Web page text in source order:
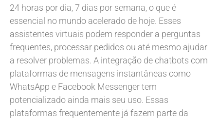
24 horas por dia, 7 dias por semana, o que é
essencial no mundo acelerado de hoje. Esses
assistentes virtuais podem responder a perguntas
frequentes, processar pedidos ou até mesmo ajudar
a resolver problemas. A integração de chatbots com
plataformas de mensagens instantâneas como
WhatsApp e Facebook Messenger tem
potencializado ainda mais seu uso. Essas
plataformas frequentemente já fazem parte da